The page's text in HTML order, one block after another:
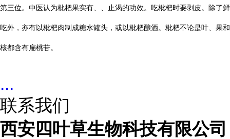
第三位。中医认为枇杷果实有、、止渴的功效。吃枇杷时要剥皮。除了鲜
吃外，亦有以枇杷肉制成糖水罐头，或以枇杷酿酒。枇杷不论是叶、果和
核都含有扁桃苷。
...
联系我们
西安四叶草生物科技有限公司